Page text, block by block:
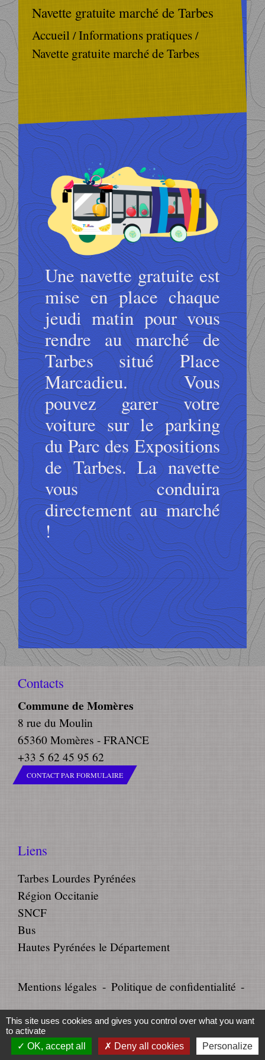
Navette gratuite marché de Tarbes
Accueil/Informations pratiques/
Navette gratuite marché de Tarbes
Une navette gratuite est
mise en place chaque
jeudi matin pour vous
rendre au marché de
Tarbes situé Place
Marcadieu. Vous
pouvez garer votre
voiture sur le parking
du Parc des Expositions
de Tarbes. La navette
vous conduira
directement au marché
!
Contacts
Commune de Momères
8 rue du Moulin
65360 Momères - FRANCE
+33 5 62 45 95 62
CONTACT PAR FORMULAIRE
Liens
Tarbes Lourdes Pyrénées
Région Occitanie
SNCF
Bus
Hautes Pyrénées le Département
Mentions légales - Politique de confidentialité -
Accessibilité - Plan du site -
Gestion des cookies
This site uses cookies and gives you control over what you want
to activate
OK, accept all
Deny all cookies Personalize